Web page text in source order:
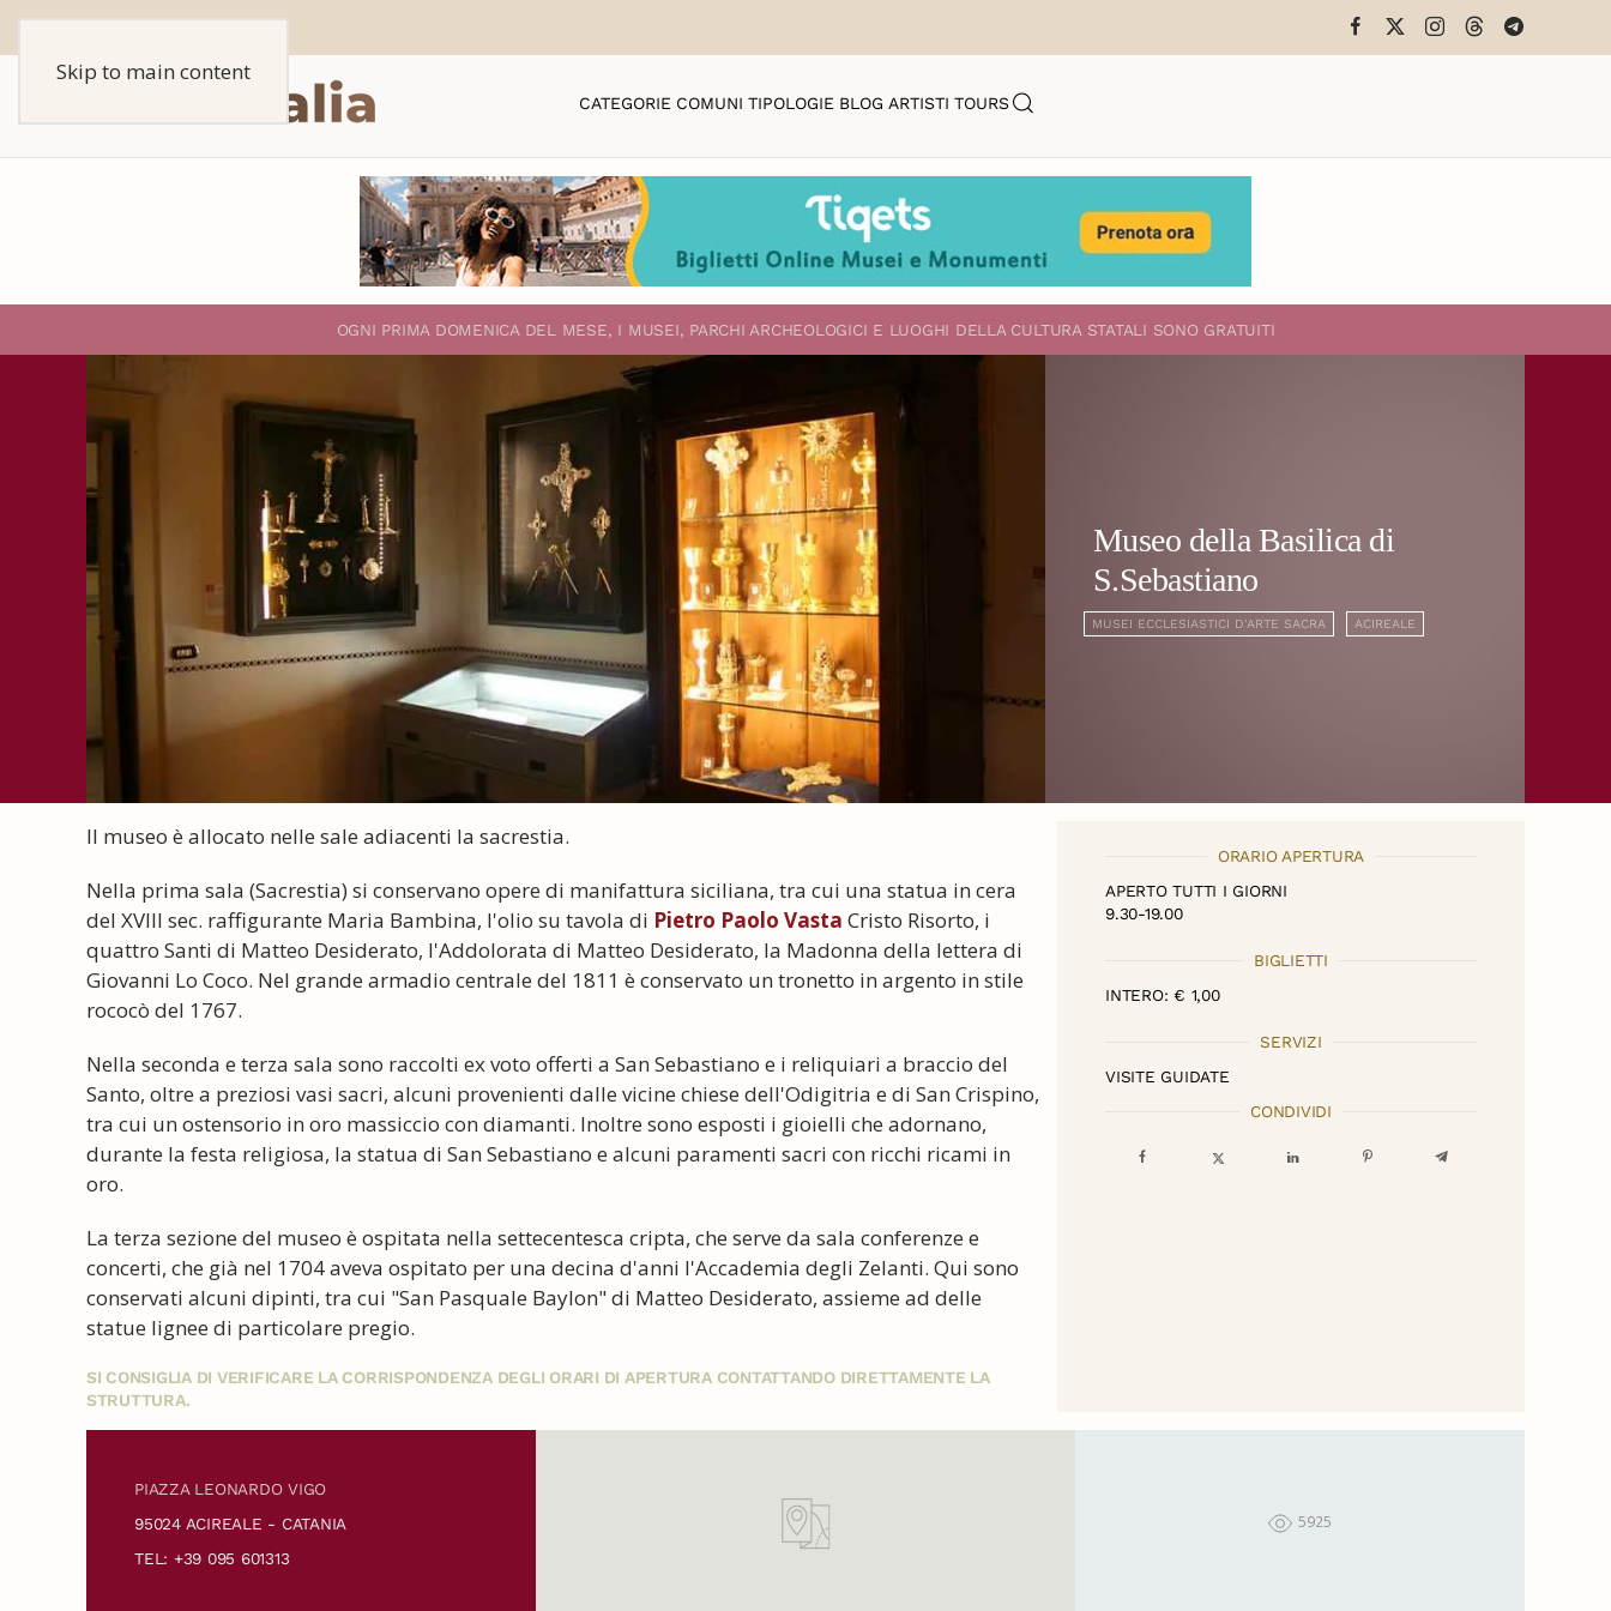
Skip to main content
CATEGORIE COMUNI TIPOLOGIE BLOG ARTISTI TOURS
OGNI PRIMA DOMENICA DEL MESE, I MUSEI, PARCHI ARCHEOLOGICI E LUOGHI DELLA CULTURA STATALI SONO GRATUITI
Museo della Basilica di
S.Sebastiano
MUSEI ECCLESIASTICI D'ARTE SACRA ACIREALE
Il museo è allocato nelle sale adiacenti la sacrestia.
Nella prima sala (Sacrestia) si conservano opere di manifattura siciliana, tra cui una statua in cera
del XVIII sec. raffigurante Maria Bambina, l'olio su tavola di Pietro Paolo Vasta Cristo Risorto, i
quattro Santi di Matteo Desiderato, l'Addolorata di Matteo Desiderato, la Madonna della lettera di
Giovanni Lo Coco. Nel grande armadio centrale del 1811 è conservato un tronetto in argento in stile
rococò del 1767.
Nella seconda e terza sala sono raccolti ex voto offerti a San Sebastiano e i reliquiari a braccio del
Santo, oltre a preziosi vasi sacri, alcuni provenienti dalle vicine chiese dell'Odigitria e di San Crispino,
tra cui un ostensorio in oro massiccio con diamanti. Inoltre sono esposti i gioielli che adornano,
durante la festa religiosa, la statua di San Sebastiano e alcuni paramenti sacri con ricchi ricami in
oro.
La terza sezione del museo è ospitata nella settecentesca cripta, che serve da sala conferenze e
concerti, che già nel 1704 aveva ospitato per una decina d'anni l'Accademia degli Zelanti. Qui sono
conservati alcuni dipinti, tra cui "San Pasquale Baylon" di Matteo Desiderato, assieme ad delle
statue lignee di particolare pregio.
SI CONSIGLIA DI VERIFICARE LA CORRISPONDENZA DEGLI ORARI DI APERTURA CONTATTANDO DIRETTAMENTE LA
STRUTTURA.
ORARIO APERTURA
APERTO TUTTI I GIORNI
9.30-19.00
BIGLIETTI
INTERO: € 1,00
SERVIZI
VISITE GUIDATE
CONDIVIDI
PIAZZA LEONARDO VIGO
95024 ACIREALE - CATANIA
TEL: +39 095 601313
5925